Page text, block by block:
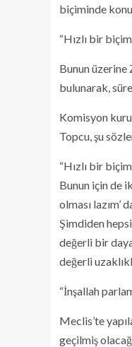
biçiminde
“Hızlı bir
Bunun üzerine
bulunarak,
Komisyon
Topcu, şu
“Hızlı bir
Bunun için de
olması
Şimdiden
değerli bir
değerli
“İnşallah
Meclis’te
geçilmiş